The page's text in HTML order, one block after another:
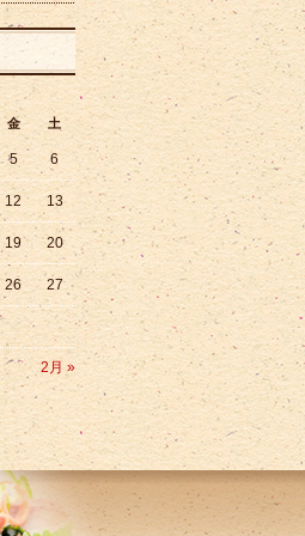
金 土
2月 »
5 6
12 13
19 20
26 27